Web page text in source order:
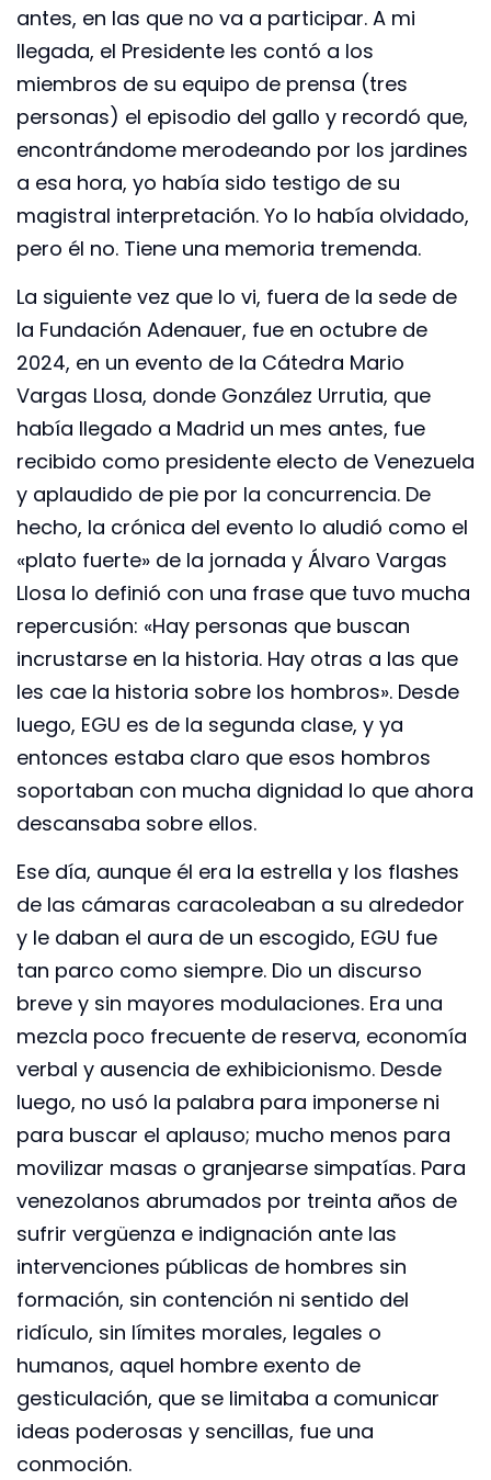
antes, en las que no va a participar. A mi
llegada, el Presidente les contó a los
miembros de su equipo de prensa (tres
personas) el episodio del gallo y recordó que,
encontrándome merodeando por los jardines
a esa hora, yo había sido testigo de su
magistral interpretación. Yo lo había olvidado,
pero él no. Tiene una memoria tremenda.
La siguiente vez que lo vi, fuera de la sede de
la Fundación Adenauer, fue en octubre de
2024, en un evento de la Cátedra Mario
Vargas Llosa, donde González Urrutia, que
había llegado a Madrid un mes antes, fue
recibido como presidente electo de Venezuela
y aplaudido de pie por la concurrencia. De
hecho, la crónica del evento lo aludió como el
«plato fuerte» de la jornada y Álvaro Vargas
Llosa lo definió con una frase que tuvo mucha
repercusión: «Hay personas que buscan
incrustarse en la historia. Hay otras a las que
les cae la historia sobre los hombros». Desde
luego, EGU es de la segunda clase, y ya
entonces estaba claro que esos hombros
soportaban con mucha dignidad lo que ahora
descansaba sobre ellos.
Ese día, aunque él era la estrella y los flashes
de las cámaras caracoleaban a su alrededor
y le daban el aura de un escogido, EGU fue
tan parco como siempre. Dio un discurso
breve y sin mayores modulaciones. Era una
mezcla poco frecuente de reserva, economía
verbal y ausencia de exhibicionismo. Desde
luego, no usó la palabra para imponerse ni
para buscar el aplauso; mucho menos para
movilizar masas o granjearse simpatías. Para
venezolanos abrumados por treinta años de
sufrir vergüenza e indignación ante las
intervenciones públicas de hombres sin
formación, sin contención ni sentido del
ridículo, sin límites morales, legales o
humanos, aquel hombre exento de
gesticulación, que se limitaba a comunicar
ideas poderosas y sencillas, fue una
conmoción.